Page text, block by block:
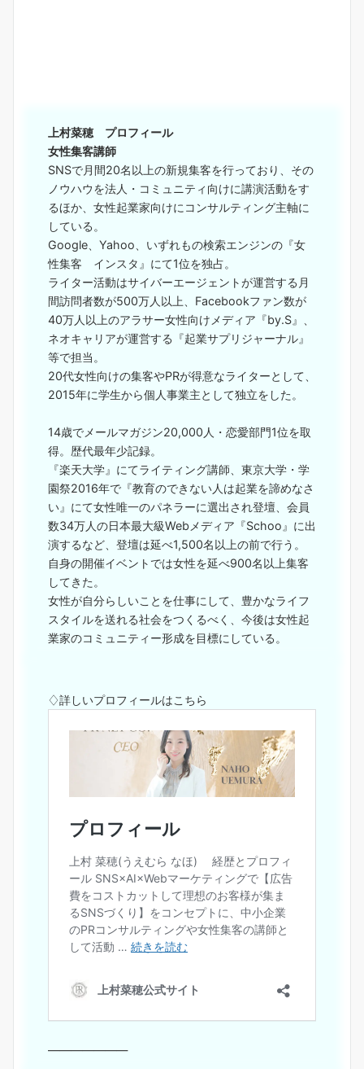
上村菜穂 プロフィール
女性集客講師
SNSで月間20名以上の新規集客を行っており、その
ノウハウを法人・コミュニティ向けに講演活動をす
るほか、 女性起業家向けにコンサルティング主軸に
している。
Google、Yahoo、いずれもの検索エンジンの『女
性集客 インスタ』にて1位を独占。
ライター活動はサイバーエージェントが運営する月
間訪問者数が500万人以上、Facebookファン数が
40万人以上のアラサー女性向けメディア『by.S』、
ネオキャリアが運営する『起業サプリジャーナル』
等で担当。
20代女性向けの集客やPRが得意なライターとして、
2015年に学生から個人事業主として独立をした。
14歳でメールマガジン20,000人・恋愛部門1位を取
得。歴代最年少記録。
『楽天大学』にてライティング講師、東京大学・学
園祭2016年で『教育のできない人は起業を諦めなさ
い』にて女性唯一のパネラーに選出され登壇、会員
数34万人の日本最大級Webメディア『Schoo』に出
演するなど、登壇は延べ1,500名以上の前で行う。
自身の開催イベントでは女性を延べ900名以上集客
してきた。
女性が自分らしいことを仕事にして、豊かなライフ
スタイルを送れる社会をつくるべく、今後は女性起
業家のコミュニティー形成を目標にしている。
♢詳しいプロフィールはこちら
———————